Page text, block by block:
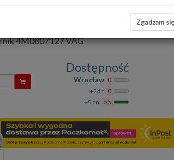
Zgadzam się
VW AUDI SEAT SKODA
4M0807127 VAG
Dostępność
Wrocław 0
+24 h 0
+5 dni >5